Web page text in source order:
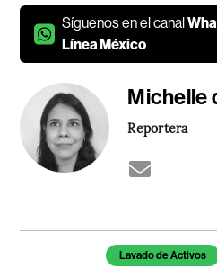
Síguenos en el canal
Línea México
Michelle
Reportera
Temas de este artículo
Lavado de Activos